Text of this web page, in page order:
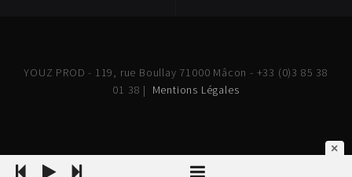
YOUZ PROD - 119, rue Boullay 71000 Mâcon - +33 (0)3 85 38
01 38 | Mentions Légales